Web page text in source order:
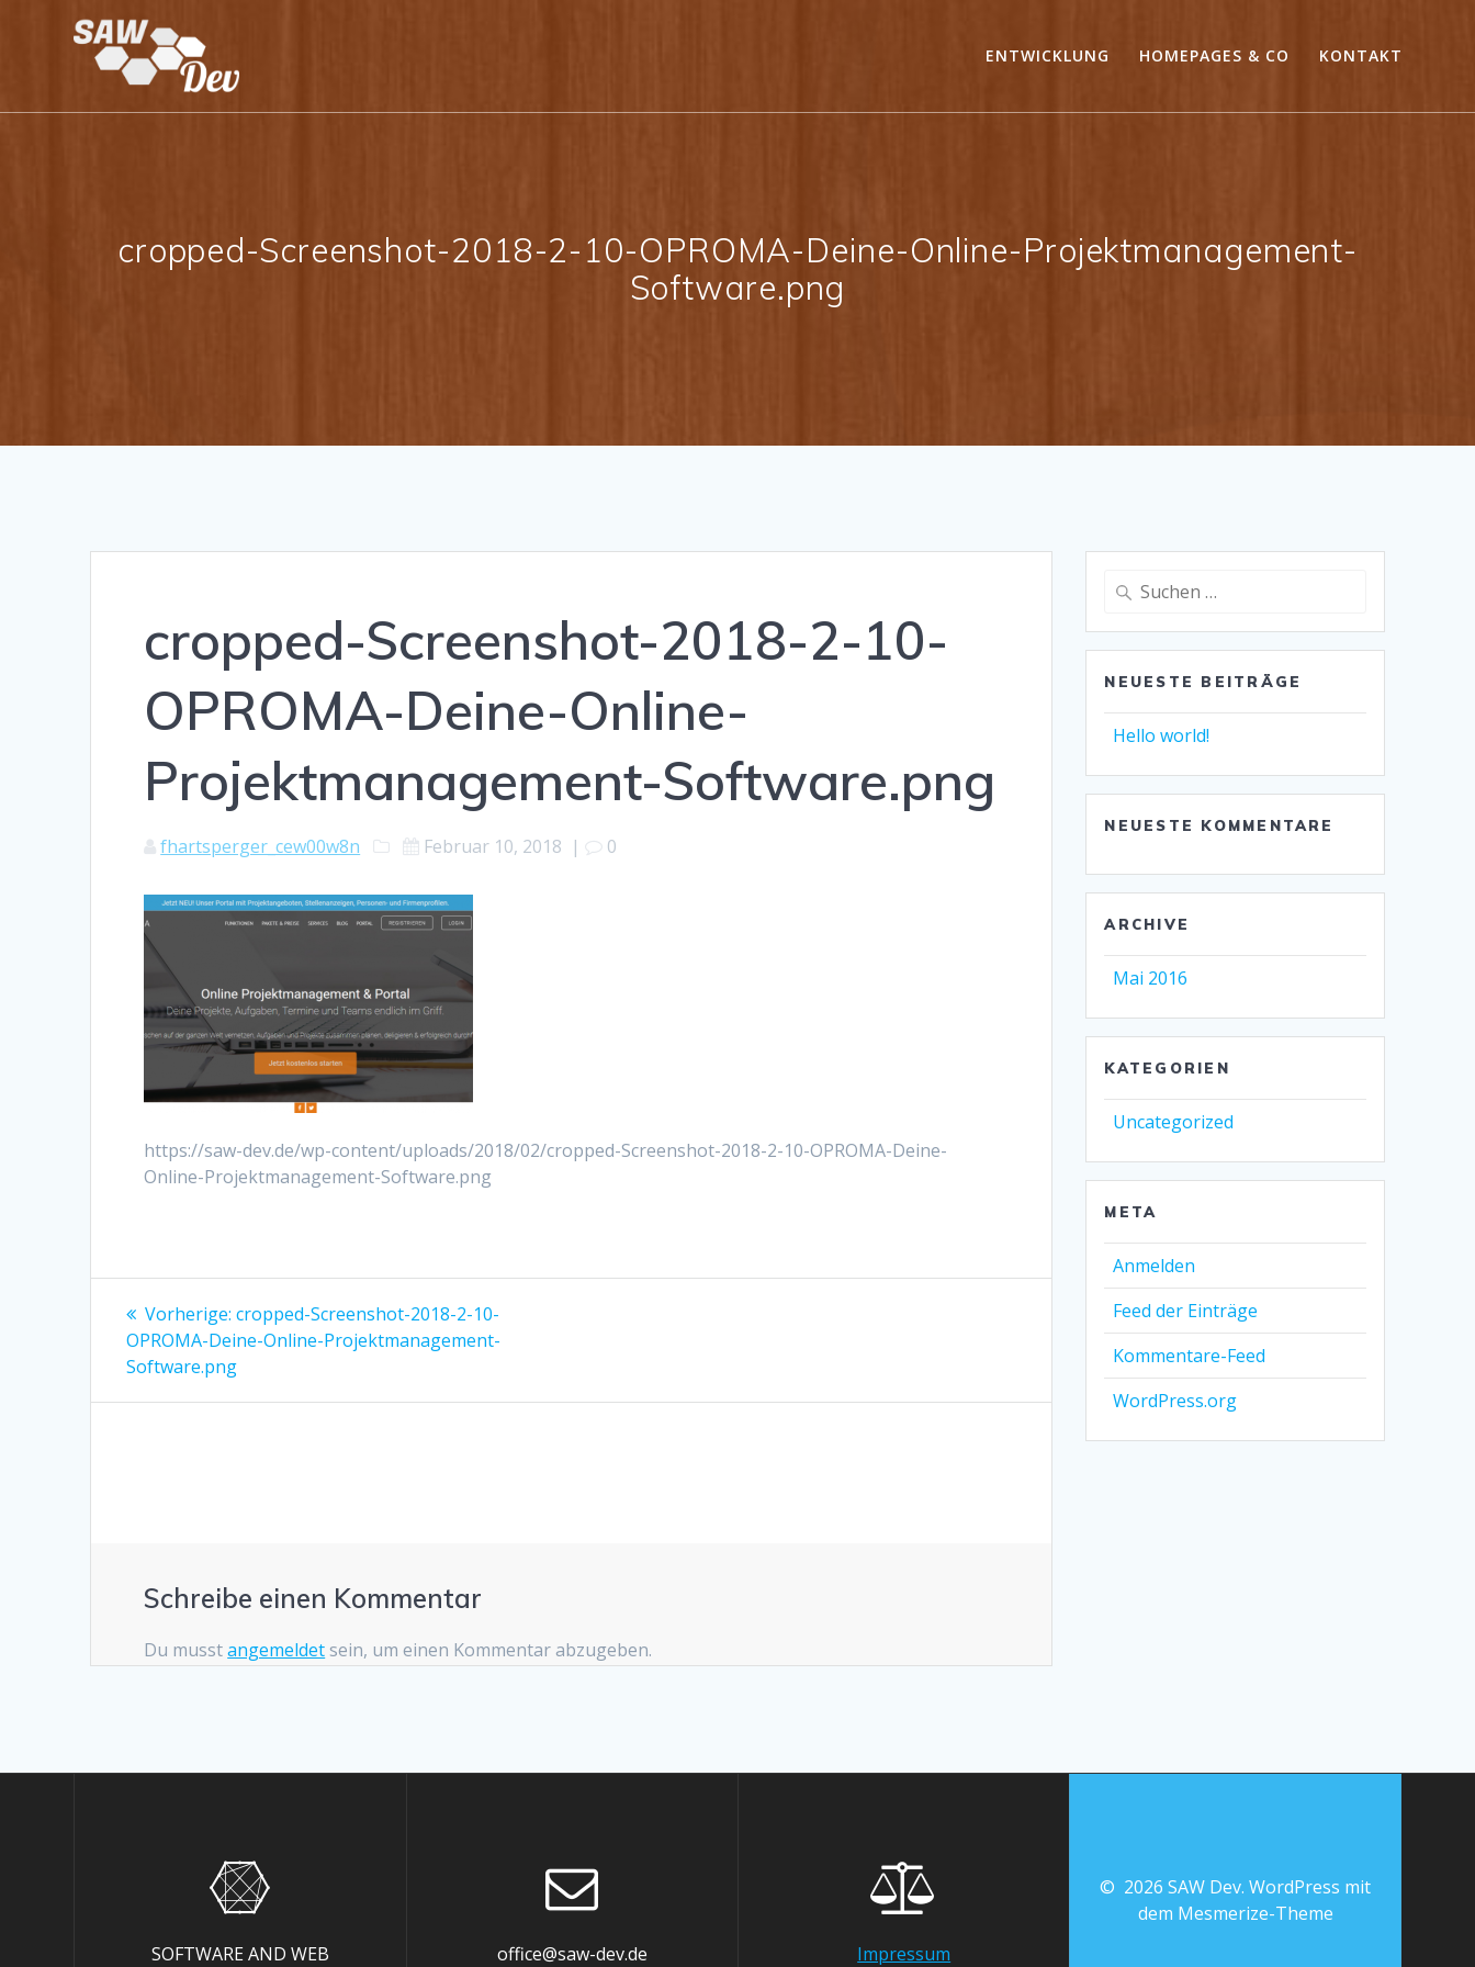
ENTWICKLUNG HOMEPAGES & CO KONTAKT
cropped-Screenshot-2018-2-10-OPROMA-Deine-Online-Projektmanagement-
Software.png
cropped-Screenshot-2018-2-10-
OPROMA-Deine-Online-
Projektmanagement-Software.png
fhartsperger_cew00w8n Februar 10, 2018 | 0
https://saw-dev.de/wp-content/uploads/2018/02/cropped-Screenshot-2018-2-10-OPROMA-Deine-
Online-Projektmanagement-Software.png
Beitrags-
Navigation
Vorherige: Vorheriger
Beitrag:
cropped-Screenshot-2018-2-10-
OPROMA-Deine-Online-Projektmanagement-
Software.png
Schreibe einen Kommentar
Du musstangemeldetsein, um einen Kommentar abzugeben.
Suche
NEUESTE BEITRÄGE
Hello world!
NEUESTE KOMMENTARE
ARCHIVE
Mai 2016
KATEGORIEN
Uncategorized
META
Anmelden
Feed der Einträge
Kommentare-Feed
WordPress.org
SOFTWARE AND WEB office@saw-dev.de Impressum
© 2026 SAW Dev. WordPress mit
dem Mesmerize-Theme